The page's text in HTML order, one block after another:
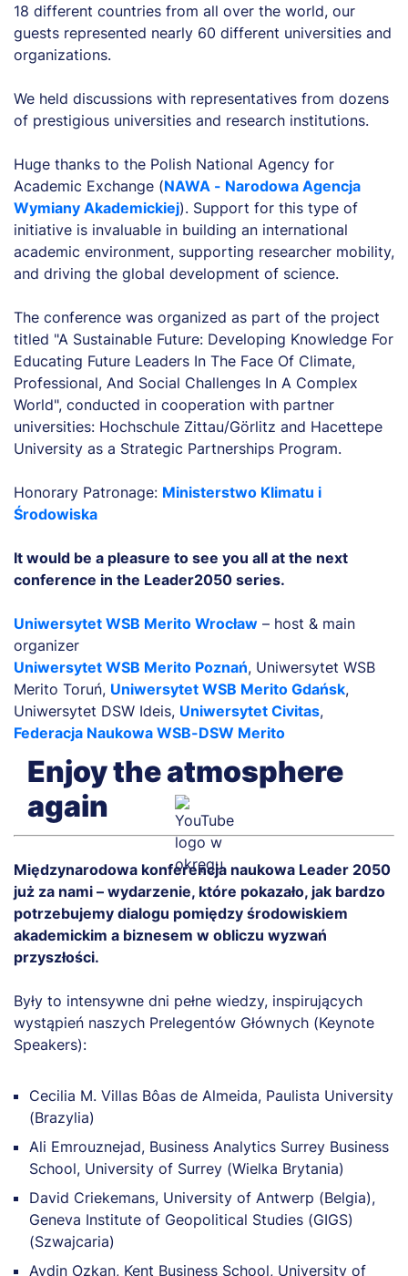
18 different countries from all over the world, our
guests represented nearly 60 different universities and
organizations.
We held discussions with representatives from dozens
of prestigious universities and research institutions.
Huge thanks to the Polish National Agency for
Academic Exchange (NAWA - Narodowa Agencja
Wymiany Akademickiej). Support for this type of
initiative is invaluable in building an international
academic environment, supporting researcher mobility,
and driving the global development of science.
The conference was organized as part of the project
titled "A Sustainable Future: Developing Knowledge For
Educating Future Leaders In The Face Of Climate,
Professional, And Social Challenges In A Complex
World", conducted in cooperation with partner
universities: Hochschule Zittau/Görlitz and Hacettepe
University as a Strategic Partnerships Program.
Honorary Patronage: Ministerstwo Klimatu i
Środowiska
It would be a pleasure to see you all at the next
conference in the Leader2050 series.
Uniwersytet WSB Merito Wrocław – host & main
organizer
Uniwersytet WSB Merito Poznań, Uniwersytet WSB
Merito Toruń, Uniwersytet WSB Merito Gdańsk,
Uniwersytet DSW Ideis, Uniwersytet Civitas,
Federacja Naukowa WSB-DSW Merito
Enjoy the atmosphere
again
Międzynarodowa konferencja naukowa Leader 2050
już za nami – wydarzenie, które pokazało, jak bardzo
potrzebujemy dialogu pomiędzy środowiskiem
akademickim a biznesem w obliczu wyzwań
przyszłości.
Były to intensywne dni pełne wiedzy, inspirujących
wystąpień naszych Prelegentów Głównych (Keynote
Speakers):
Cecilia M. Villas Bôas de Almeida, Paulista University
(Brazylia)
Ali Emrouznejad, Business Analytics Surrey Business
School, University of Surrey (Wielka Brytania)
David Criekemans, University of Antwerp (Belgia),
Geneva Institute of Geopolitical Studies (GIGS)
(Szwajcaria)
Aydin Ozkan, Kent Business School, University of